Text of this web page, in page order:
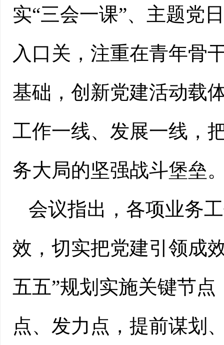
实“三会一课”、主题党
入口关，注重在青年骨
基础，创新党建活动载
工作一线、发展一线，
务大局的坚强战斗堡垒
会议指出，各项业务
效，切实把党建引领成
五五”规划实施关键节
点、发力点，提前谋划